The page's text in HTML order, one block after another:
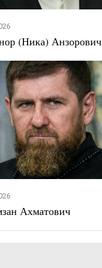
(Ника) Анзорович
Ахматович